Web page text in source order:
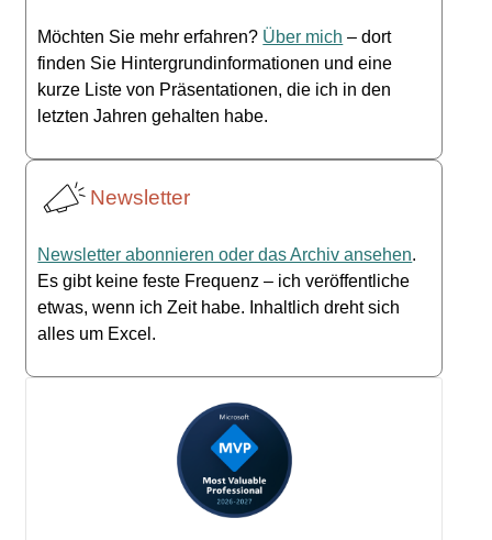
Möchten Sie mehr erfahren? Über mich – dort
finden Sie Hintergrundinformationen und eine
kurze Liste von Präsentationen, die ich in den
letzten Jahren gehalten habe.
Newsletter
Newsletter abonnieren oder das Archiv ansehen.
Es gibt keine feste Frequenz – ich veröffentliche
etwas, wenn ich Zeit habe. Inhaltlich dreht sich
alles um Excel.